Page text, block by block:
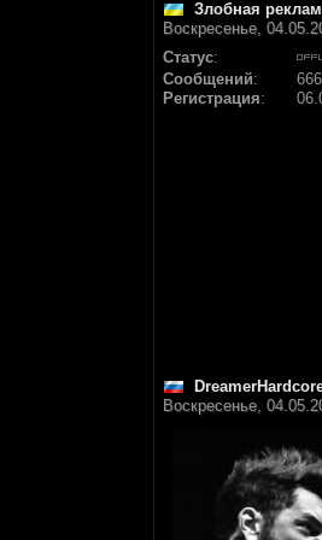
Злобная
Воскресенье,
Статус:
Сообщений:
666
Регистрация:
Воскресенье,